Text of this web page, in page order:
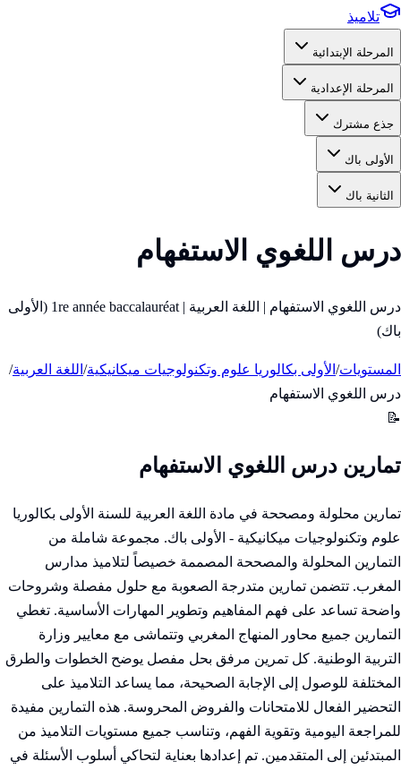
تلاميذ
المرحلة الإبتدائية
المرحلة الإعدادية
جذع مشترك
الأولى باك
الثانية باك
درس اللغوي الاستفهام
درس اللغوي الاستفهام | اللغة العربية | 1re année baccalauréat (الأولى
باك)
المستويات/ الأولى بكالوريا علوم وتكنولوجيات ميكانيكية/ اللغة العربية/
درس اللغوي الاستفهام
📝
تمارين درس اللغوي الاستفهام
تمارين محلولة ومصححة في مادة اللغة العربية للسنة الأولى بكالوريا
علوم وتكنولوجيات ميكانيكية - الأولى باك. مجموعة شاملة من
التمارين المحلولة والمصححة المصممة خصيصاً لتلاميذ مدارس
المغرب. تتضمن تمارين متدرجة الصعوبة مع حلول مفصلة وشروحات
واضحة تساعد على فهم المفاهيم وتطوير المهارات الأساسية. تغطي
التمارين جميع محاور المنهاج المغربي وتتماشى مع معايير وزارة
التربية الوطنية. كل تمرين مرفق بحل مفصل يوضح الخطوات والطرق
المختلفة للوصول إلى الإجابة الصحيحة، مما يساعد التلاميذ على
التحضير الفعال للامتحانات والفروض المحروسة. هذه التمارين مفيدة
للمراجعة اليومية وتقوية الفهم، وتناسب جميع مستويات التلاميذ من
المبتدئين إلى المتقدمين. تم إعدادها بعناية لتحاكي أسلوب الأسئلة في